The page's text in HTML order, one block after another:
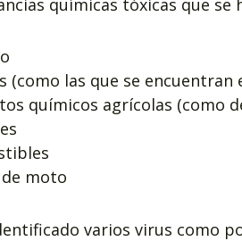
(como las que se encuentran
químicos agrícolas (como
de moto
varios virus como